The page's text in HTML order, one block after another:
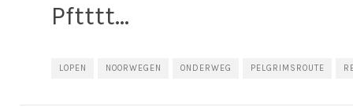
Pftttt…
LOPEN NOORWEGEN ONDERWEG PELGRIMSROUTE